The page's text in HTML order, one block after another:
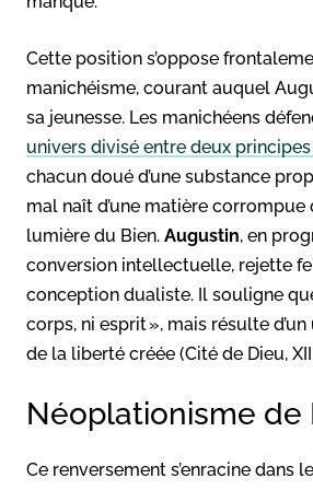
Cette position s’oppose
manichéisme, courant auquel
sa jeunesse. Les manichéens
univers divisé entre deux
chacun doué d’une substance
mal naît d’une matière corrompue
lumière du Bien. Augustin, en
conversion intellectuelle, rejette
conception dualiste. Il souligne
corps, ni esprit », mais résulte
de la liberté créée (Cité de Dieu,
Néoplationisme de
Ce renversement s’enracine dans le